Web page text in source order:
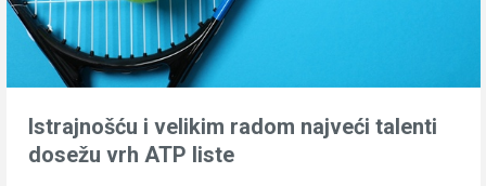
Istrajnošću i velikim radom najveći talenti
dosežu vrh ATP liste